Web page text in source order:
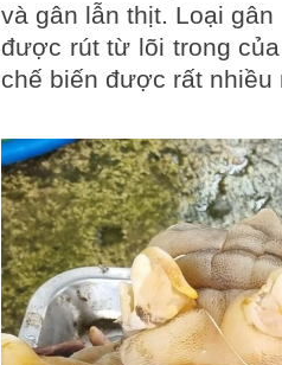
và gân lẫn thịt. Loại
được rút từ lõi trong
chế biến được rất